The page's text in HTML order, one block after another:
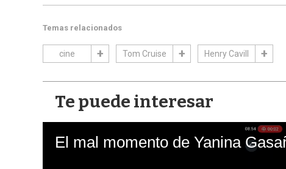
Temas relacionados
cine Tom Cruise Henry Cavill
Te puede interesar